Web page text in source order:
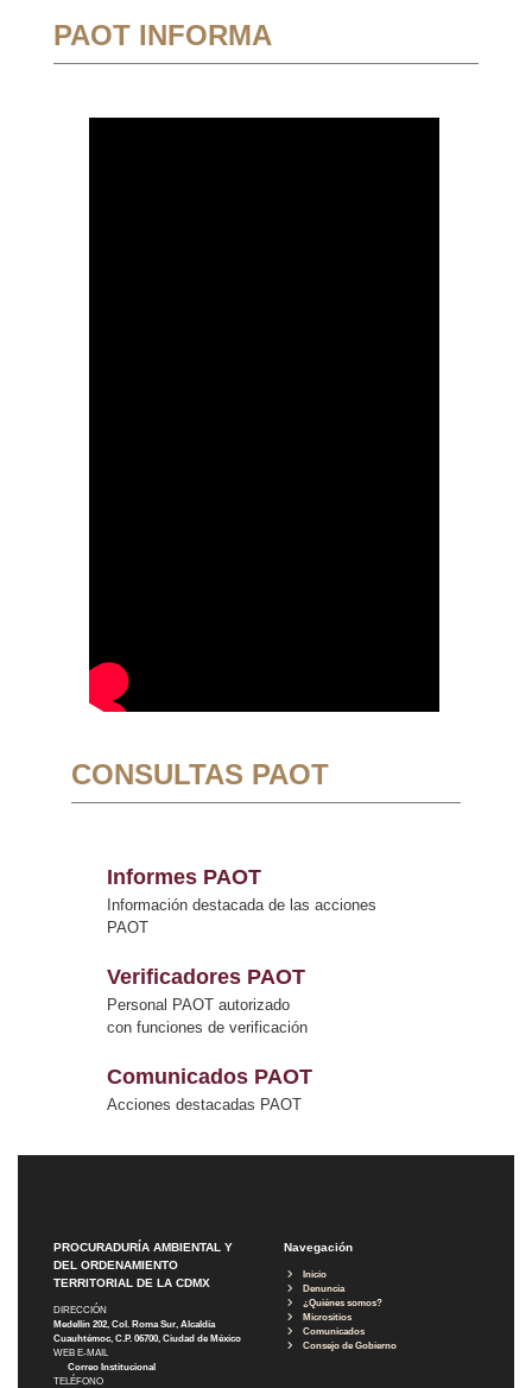
PAOT INFORMA
CONSULTAS PAOT
Informes PAOT
Información destacada de las acciones
PAOT
Verificadores PAOT
Personal PAOT autorizado
con funciones de verificación
Comunicados PAOT
Acciones destacadas PAOT
PROCURADURÍA AMBIENTAL Y
DEL ORDENAMIENTO
TERRITORIAL DE LA CDMX
DIRECCIÓN
Medellín 202, Col. Roma Sur, Alcaldía
Cuauhtémoc, C.P. 06700, Ciudad de México
WEB E-MAIL
Correo Institucional
TELÉFONO
Navegación
Inicio
Denuncia
¿Quiénes somos?
Micrositios
Comunicados
Consejo de Gobierno